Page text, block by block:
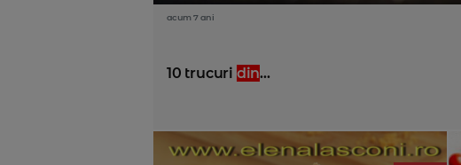
acum 7 ani
10 trucuri din...